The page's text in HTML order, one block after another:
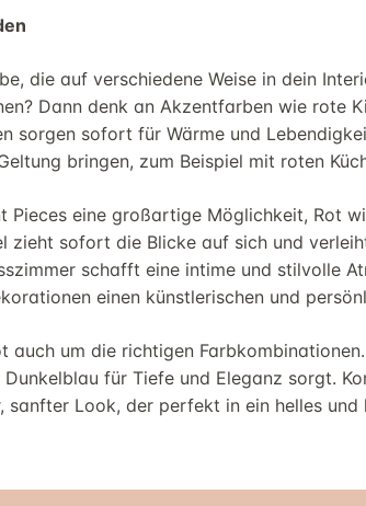
die auf verschiedene Weise in dein
Dann denk an Akzentfarben wie rote
sorgen sofort für Wärme und
bringen, zum Beispiel mit roten
Pieces eine großartige Möglichkeit, Rot
zieht sofort die Blicke auf sich und
schafft eine intime und stilvolle
einen künstlerischen und
auch um die richtigen
für Tiefe und Eleganz sorgt.
sanfter Look, der perfekt in ein helles